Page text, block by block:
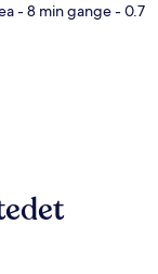
- 8 min gange- 0.7